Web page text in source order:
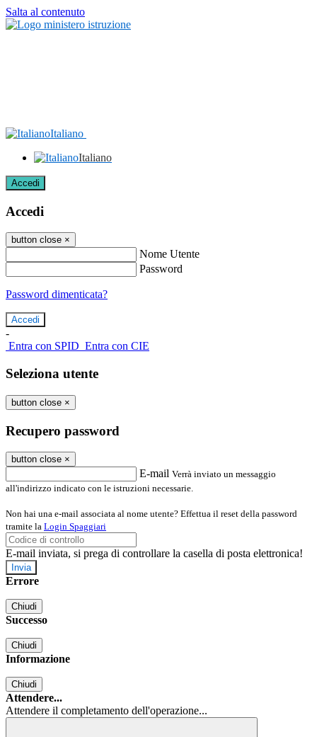
Salta al contenuto
Italiano
Italiano
Accedi
Accedi
button close ×
Nome Utente
Password
Password dimenticata?
-
Entra con SPID Entra con CIE
Seleziona utente
button close ×
Recupero password
button close ×
E-mail Verrà inviato un messaggio
all'indirizzo indicato con le istruzioni necessarie.
Non hai una e-mail associata al nome utente? Effettua il reset della password
tramite la Login Spaggiari
E-mail inviata, si prega di controllare la casella di posta elettronica!
Errore
Chiudi
Successo
Chiudi
Informazione
Chiudi
Attendere...
Attendere il completamento dell'operazione...